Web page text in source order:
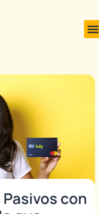
con